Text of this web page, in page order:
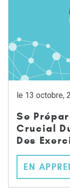
le 13 octobre,
Se
Crucial
Des
EN